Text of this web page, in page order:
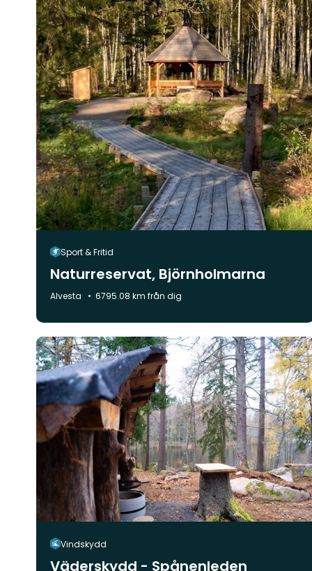
Sport & Fritid
Naturreservat, Björnholmarna
Kommun:
Alvesta 6795.08 km från dig
Vindskydd
Väderskydd - Spånenleden